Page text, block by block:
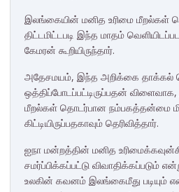
இலங்கையின் மனித உரிமை மீறல்கள்
திட்டமிட்டபடி இந்த மாதம்
கேமரன் கூறியிருந்தார்.
அதேசமயம், இந்த அறிக்கை தாக்கல்
ஒத்திப்போடப்பட்டிருப்பதன்
மீறல்கள் தொடர்பான நம்பகத்தன்மை
கிட்டியிருப்பதகாவும் தெரிவித்தார்.
ஐநா மன்றத்தின் மனித
சமர்ப்பிக்கப்பட்டு
உலகின் கவனம் இலங்கைமீது படியும்